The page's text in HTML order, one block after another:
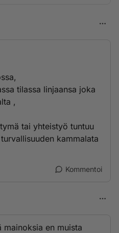
tilassa linjaansa joka
,
tai yhteistyö tuntuu
kammalata
Kommentoi
en muista